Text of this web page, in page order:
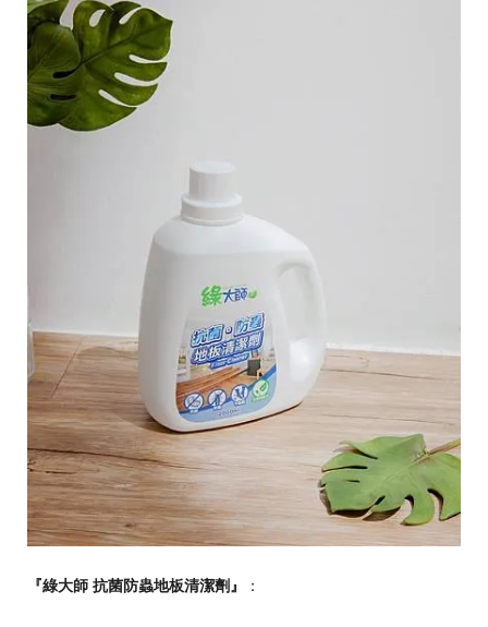
『綠大師 抗菌防蟲地板清潔劑』 ：